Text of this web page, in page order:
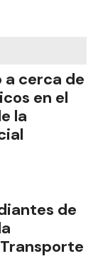
cerca de
en el
la
de